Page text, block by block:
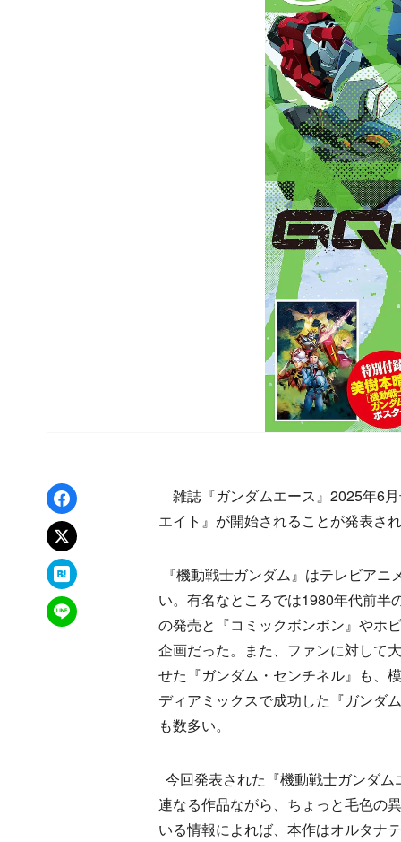
Facebookでシェア
xでポスト
はてなブックマーク
LINEで送る
雑誌『ガンダムエース』2025年6
エイト』が開始されることが発表さ
『機動戦士ガンダム』はテレビア
い。有名なところでは1980年代前半
の発売と『コミックボンボン』やホ
企画だった。また、ファンに対して
せた『ガンダム・センチネル』も、
ディアミックスで成功した『ガンダ
も数多い。
今回発表された『機動戦士ガンダ
連なる作品ながら、ちょっと毛色の
いる情報によれば、本作はオルタナ